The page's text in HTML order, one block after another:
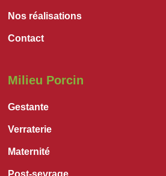
Nos réalisations
Contact
Milieu Porcin
Gestante
Verraterie
Maternité